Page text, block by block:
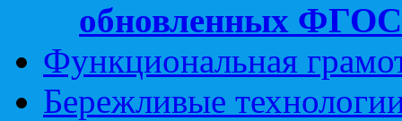
обновленных
Функциональная
Бережливые